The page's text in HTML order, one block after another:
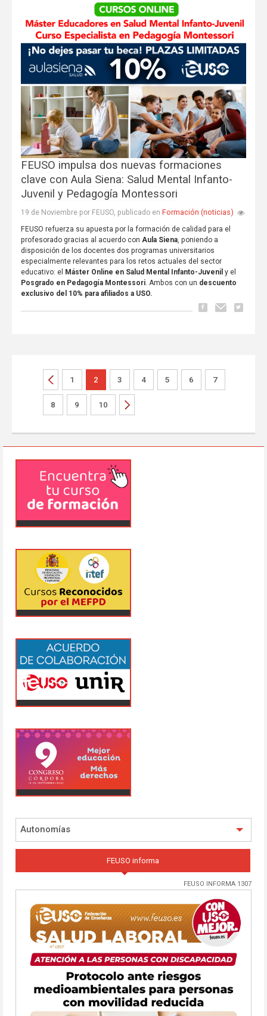
FEUSO impulsa dos nuevas formaciones
clave con Aula Siena: Salud Mental Infanto-
Juvenil y Pedagogía Montessori
19 de Noviembre por FEUSO, publicado en Formación (noticias)
FEUSO refuerza su apuesta por la formación de calidad para el
profesorado gracias al acuerdo con Aula Siena, poniendo a
disposición de los docentes dos programas universitarios
especialmente relevantes para los retos actuales del sector
educativo: el Máster Online en Salud Mental Infanto-Juvenil y el
Posgrado en Pedagogía Montessori. Ambos con un descuento
exclusivo del 10% para afiliados a USO.
1 2 3 4 5 6 7
8 9 10
Autonomías
FEUSO informa
FEUSO INFORMA 1307